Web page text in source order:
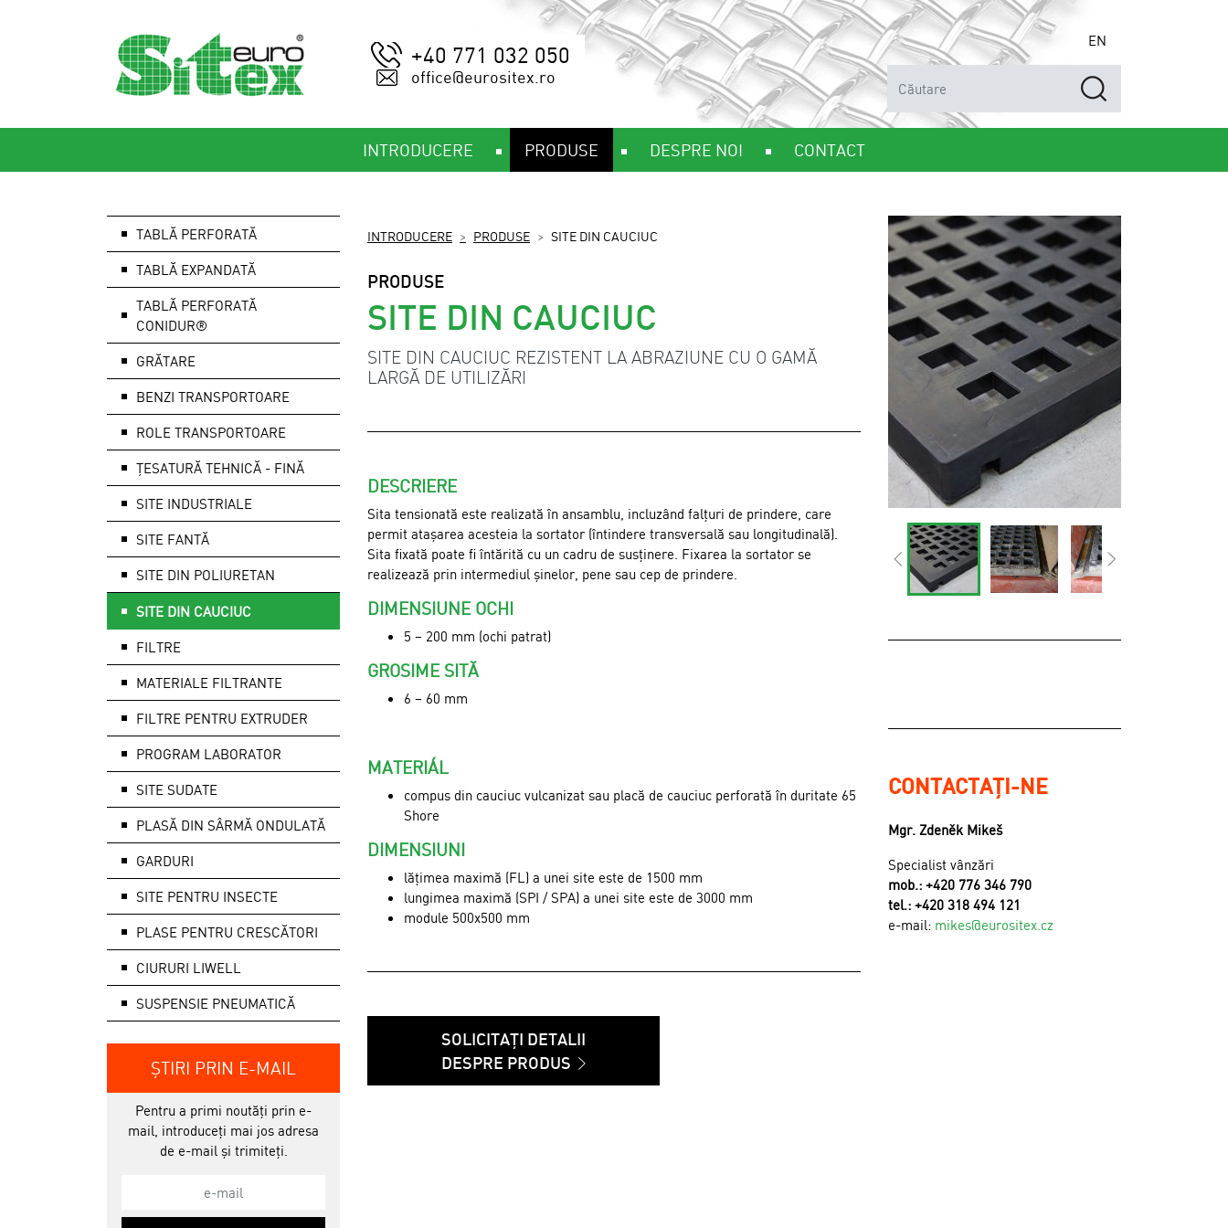
+40 771 032 050
office@eurositex.ro
EN
INTRODUCERE PRODUSE DESPRE NOI CONTACT
INTRODUCERE PRODUSE SITE DIN CAUCIUC
PRODUSE
SITE DIN CAUCIUC
SITE DIN CAUCIUC REZISTENT LA ABRAZIUNE CU O GAMĂ
LARGĂ DE UTILIZĂRI
DESCRIERE
Sita tensionată este realizată în ansamblu, incluzând falțuri de prindere, care
permit atașarea acesteia la sortator (întindere transversală sau longitudinală).
Sita fixată poate fi întărită cu un cadru de susținere. Fixarea la sortator se
realizează prin intermediul șinelor, pene sau cep de prindere.
DIMENSIUNE OCHI
5 – 200 mm (ochi patrat)
GROSIME SITĂ
6 – 60 mm
MATERIÁL
compus din cauciuc vulcanizat sau placă de cauciuc perforată în duritate 65
Shore
DIMENSIUNI
lățimea maximă (FL) a unei site este de 1500 mm
lungimea maximă (SPI / SPA) a unei site este de 3000 mm
module 500x500 mm
SOLICITAȚI DETALII
DESPRE PRODUS
CONTACTAȚI-NE
Mgr. Zdeněk Mikeš
Specialist vânzări
mob.: +420 776 346 790
tel.: +420 318 494 121
e-mail: mikes@eurositex.cz
TABLĂ PERFORATĂ
TABLĂ EXPANDATĂ
TABLĂ PERFORATĂ
CONIDUR®
GRĂTARE
BENZI TRANSPORTOARE
ROLE TRANSPORTOARE
ȚESATURĂ TEHNICĂ - FINĂ
SITE INDUSTRIALE
SITE FANTĂ
SITE DIN POLIURETAN
SITE DIN CAUCIUC
FILTRE
MATERIALE FILTRANTE
FILTRE PENTRU EXTRUDER
PROGRAM LABORATOR
SITE SUDATE
PLASĂ DIN SÂRMĂ ONDULATĂ
GARDURI
SITE PENTRU INSECTE
PLASE PENTRU CRESCĂTORI
CIURURI LIWELL
SUSPENSIE PNEUMATICĂ
ȘTIRI PRIN E-MAIL
Pentru a primi noutăți prin e-
mail, introduceți mai jos adresa
de e-mail și trimiteți.